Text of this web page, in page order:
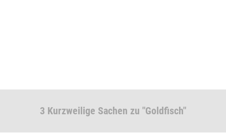
3 Kurzweilige Sachen zu "Goldfisch"